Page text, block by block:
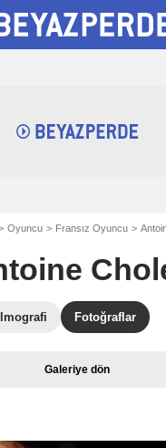
Oyuncu Fransız Oyuncu
Fotoğraflar
Galeriye dön